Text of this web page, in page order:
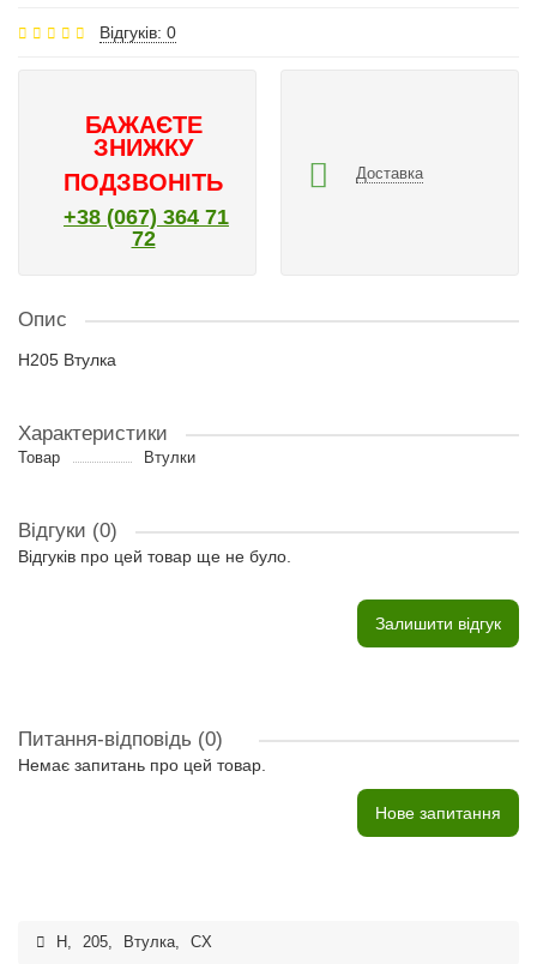
Відгуків: 0
БАЖАЄТЕ
ЗНИЖКУ
ПОДЗВОНІТЬ
+38 (067) 364 71
72
Доставка
Опис
H205 Втулка
Характеристики
Товар Втулки
Відгуки (0)
Відгуків про цей товар ще не було.
Залишити відгук
Питання-відповідь (0)
Немає запитань про цей товар.
Нове запитання
H , 205, Втулка, CX